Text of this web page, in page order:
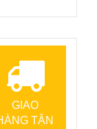
GIAO
TẬN